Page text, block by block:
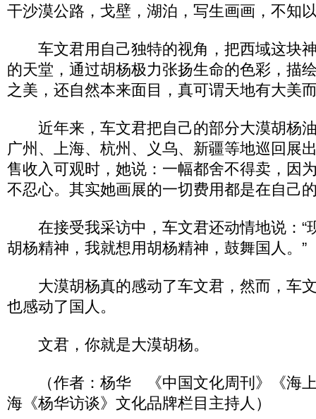
干沙漠公路，戈壁，湖泊，写生画画，不知
车文君用自己独特的视角，把西域这块
的天堂，通过胡杨极力张扬生命的色彩，描
之美，还自然本来面目，真可谓天地有大美
近年来，车文君把自己的部分大漠胡杨
广州、上海、杭州、义乌、新疆等地巡回展
售收入可观时，她说：一幅都舍不得卖，因
不忍心。其实她画展的一切费用都是在自己
在接受我采访中，车文君还动情地说：“
胡杨精神，我就想用胡杨精神，鼓舞国人。”
大漠胡杨真的感动了车文君，然而，车
也感动了国人。
文君，你就是大漠胡杨。
（作者：杨华 《中国文化周刊》《海上
海《杨华访谈》文化品牌栏目主持人）